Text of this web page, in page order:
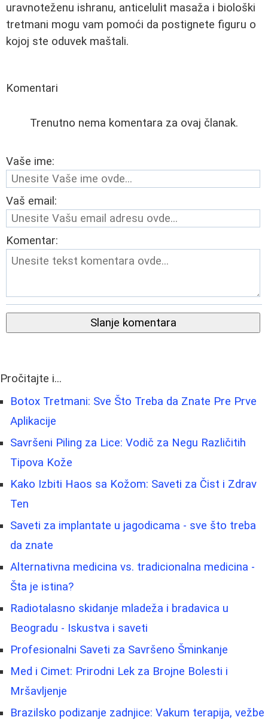
uravnoteženu ishranu, anticelulit masaža i biološki
tretmani mogu vam pomoći da postignete figuru o
kojoj ste oduvek maštali.
Komentari
Trenutno nema komentara za ovaj članak.
Vaše ime:
Vaš email:
Komentar:
Slanje komentara
Pročitajte i...
Botox Tretmani: Sve Što Treba da Znate Pre Prve
Aplikacije
Savršeni Piling za Lice: Vodič za Negu Različitih
Tipova Kože
Kako Izbiti Haos sa Kožom: Saveti za Čist i Zdrav
Ten
Saveti za implantate u jagodicama - sve što treba
da znate
Alternativna medicina vs. tradicionalna medicina -
Šta je istina?
Radiotalasno skidanje mladeža i bradavica u
Beogradu - Iskustva i saveti
Profesionalni Saveti za Savršeno Šminkanje
Med i Cimet: Prirodni Lek za Brojne Bolesti i
Mršavljenje
Brazilsko podizanje zadnjice: Vakum terapija, vežbe